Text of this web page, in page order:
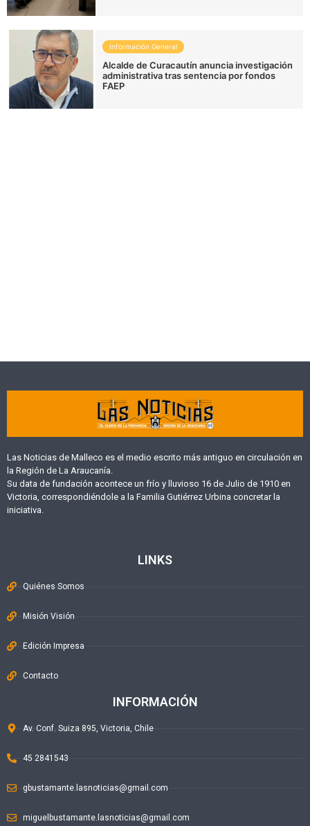
Información General
Alcalde de Curacautín anuncia investigación
administrativa tras sentencia por fondos
FAEP
Las Noticias de Malleco es el medio escrito más antiguo en circulación en
la Región de La Araucanía.
Su data de fundación acontece un frío y lluvioso 16 de Julio de 1910 en
Victoria, correspondiéndole a la Familia Gutiérrez Urbina concretar la
iniciativa.
LINKS
Quiénes Somos
Misión Visión
Edición Impresa
Contacto
INFORMACIÓN
Av. Conf. Suiza 895, Victoria, Chile
45 2841543
gbustamante.lasnoticias@gmail.com
miguelbustamante.lasnoticias@gmail.com